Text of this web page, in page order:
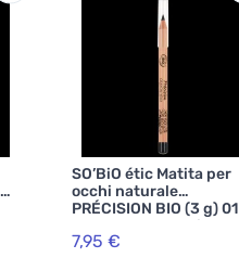
SO’BiO étic Matita per
occhi naturale
PRÉCISION BIO (3 g) 01
nero BIO - mette in
risalto i tuoi occhi
7,95 €